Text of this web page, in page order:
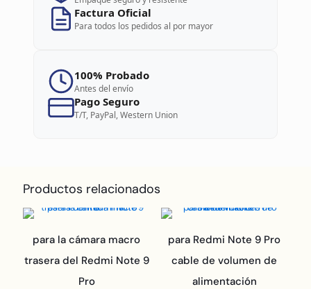
Factura Oficial
Para todos los pedidos al por mayor
100% Probado
Antes del envío
Pago Seguro
T/T, PayPal, Western Union
Productos relacionados
para la cámara macro
trasera del Redmi Note 9
Pro
para Redmi Note 9 Pro
cable de volumen de
alimentación